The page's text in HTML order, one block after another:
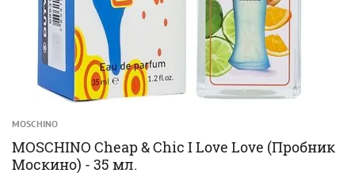
MOSCHINO
MOSCHINO Cheap & Chic I Love Love (Пробник
Москино) - 35 мл.